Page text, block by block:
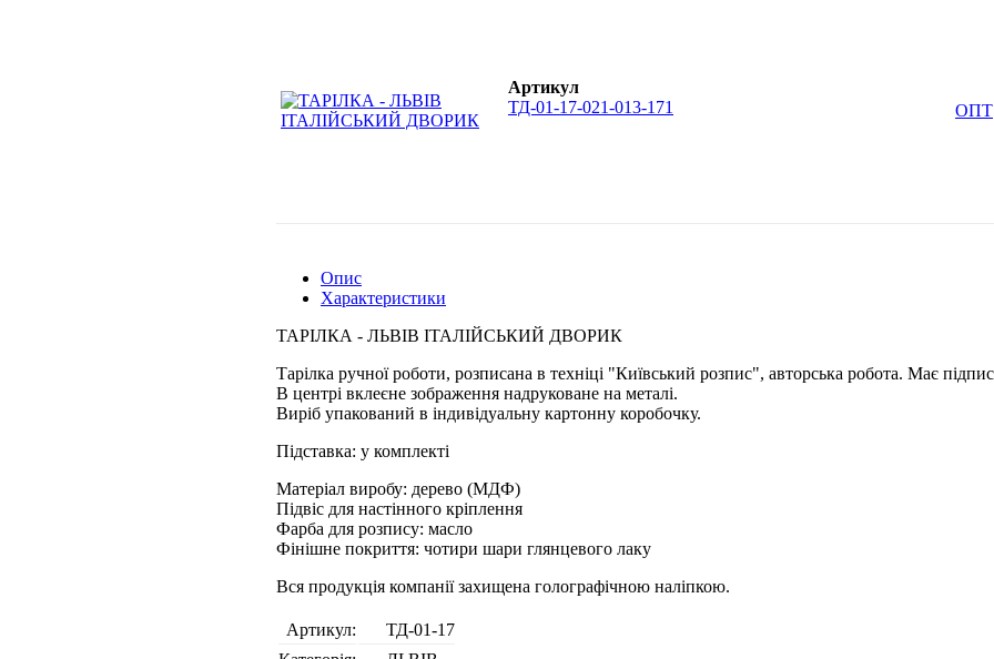
Артикул
ТД-01-17-021-013-171
ОПТ
Опис
Характеристики
ТАРІЛКА - ЛЬВІВ ІТАЛІЙСЬКИЙ ДВОРИК
Тарілка ручної роботи, розписана в техніці "Київський розпис", авторська робота. Має
В центрі вклеєне зображення надруковане на металі.
Виріб упакований в індивідуальну картонну коробочку.
Підставка: у комплекті
Матеріал виробу: дерево (МДФ)
Підвіс для настінного кріплення
Фарба для розпису: масло
Фінішне покриття: чотири шари глянцевого лаку
Вся продукція компанії захищена голографічною наліпкою.
Артикул:
ТД-01-17